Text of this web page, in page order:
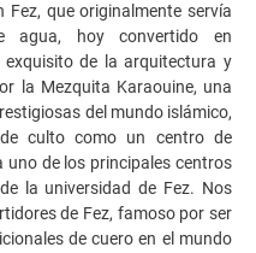
Fez, que originalmente servía
agua, hoy convertido en
de la arquitectura y
la Mezquita Karaouine, una
del mundo islámico,
culto como un centro de
uno de los principales centros
la universidad de Fez. Nos
de Fez, famoso por ser
de cuero en el mundo